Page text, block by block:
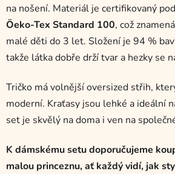
na nošení. Materiál je certifikovaný
Öeko-Tex Standard 100, což
malé děti do 3 let. Složení je 94 %
takže látka dobře drží tvar a hezky se
Tričko má volnější oversized střih,
moderní. Kraťasy jsou lehké a ideální
set je skvělý na doma i ven na
K dámskému setu doporučujeme
malou princeznu, ať každý vidí, jak